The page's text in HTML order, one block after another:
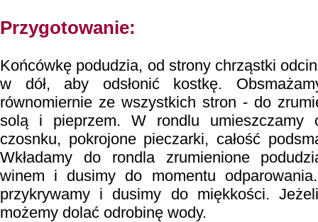
Przygotowanie:
Końcówkę podudzia, od strony chrząstki
w dół, aby odsłonić kostkę.
równomiernie ze wszystkich stron - do
solą i pieprzem. W rondlu umieszczamy
czosnku, pokrojone pieczarki, całość
Wkładamy do rondla zrumienione
winem i dusimy do momentu
przykrywamy i dusimy do miękkości.
możemy dolać odrobinę wody.